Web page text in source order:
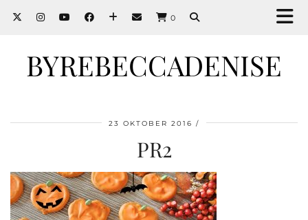
0
BYREBECCADENISE
23 OKTOBER 2016
PR2